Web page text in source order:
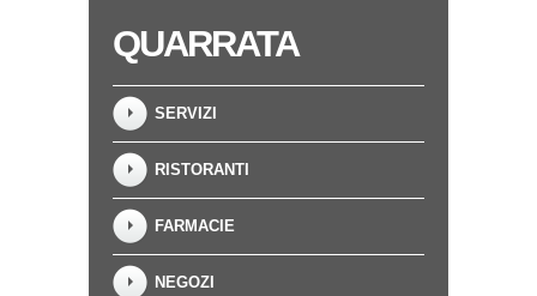
QUARRATA
SERVIZI
RISTORANTI
FARMACIE
NEGOZI